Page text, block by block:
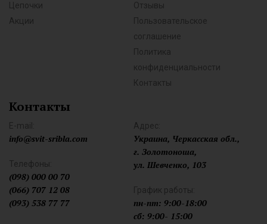
Цепочки
Акции
Отзывы
Пользовательское
соглашение
Политика
конфиденциальности
Контакты
Контакты
E-mail:
info@svit-sribla.com
Телефоны:
(098) 000 00 70
(066) 707 12 08
(093) 538 77 77
Адрес:
Украина, Черкасская обл.,
г. Золотоноша,
ул. Шевченко, 103
График работы:
пн-пт: 9:00-18:00
сб: 9:00- 15:00